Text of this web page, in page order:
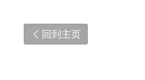
回到主页